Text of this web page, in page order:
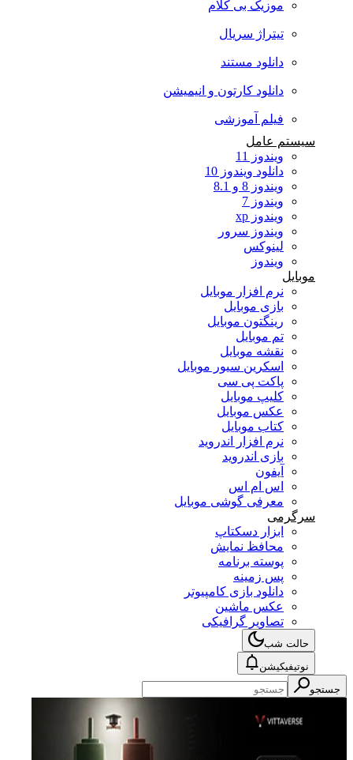
موزیک بی کلام
تیتراژ سریال
دانلود مستند
دانلود کارتون و انیمیشن
فیلم آموزشی
سیستم عامل
ویندوز 11
دانلود ویندوز 10
ویندوز 8 و 8.1
ویندوز 7
ویندوز xp
ویندوز سرور
لینوکس
ویندوز
موبایل
نرم افزار موبایل
بازی موبایل
رینگتون موبایل
تم موبایل
نقشه موبایل
اسکرین سیور موبایل
پاکت پی سی
کلیپ موبایل
عکس موبایل
کتاب موبایل
نرم افزار اندروید
بازی اندروید
آیفون
اس ام اس
معرفی گوشی موبایل
سرگرمی
ابزار دسکتاپ
محافظ نمایش
پوسته برنامه
پس زمینه
دانلود بازی کامپیوتر
عکس ماشین
تصاویر گرافیکی
حالت شب
نوتیفیکیشن
جستجو